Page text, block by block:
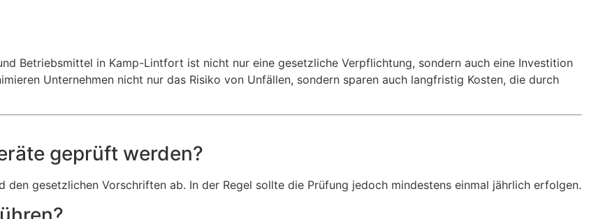
Betriebsmittel in Kamp-Lintfort ist nicht nur eine gesetzliche Verpflichtung, sondern auch eine Investition
Unternehmen nicht nur das Risiko von Unfällen, sondern sparen auch langfristig Kosten, die durch
geprüft werden?
gesetzlichen Vorschriften ab. In der Regel sollte die Prüfung jedoch mindestens einmal jährlich erfolgen.